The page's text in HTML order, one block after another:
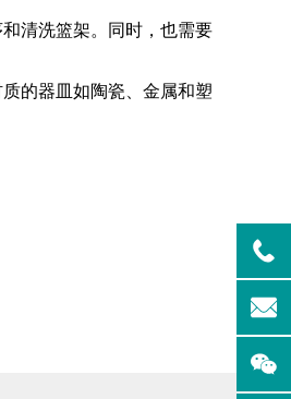
清洗篮架。同时，也需要
的器皿如陶瓷、金属和塑